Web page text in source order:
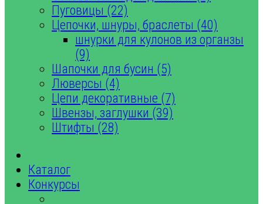
Пуговицы (22)
Цепочки, шнуры, браслеты (40)
шнурки для кулонов из органзы
(9)
Шапочки для бусин (5)
Люверсы (4)
Цепи декоративные (7)
Швензы, заглушки (39)
Штифты (28)
Каталог
Конкурсы